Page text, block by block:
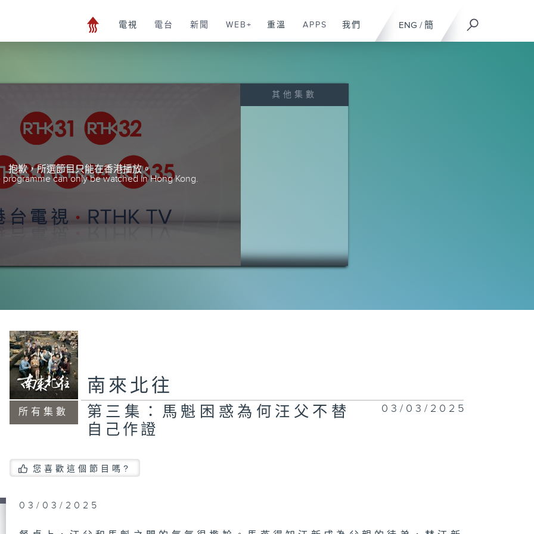
ENG / 簡
電視 電台 新聞 WEB+ 重溫 APPS 我們
抱歉，所選節目只能在香港播放。
programme can only be watched in Hong Kong.
其他集數
所有集數
南來北往
第三集：馬魁困惑為何汪父不替
自己作證
03/03/2025
您喜歡這個節目嗎?
03/03/2025